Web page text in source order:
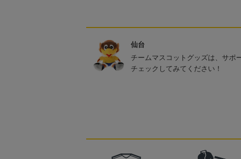
仙台
チームマスコットグッズは、サポ
チェックしてみてください！